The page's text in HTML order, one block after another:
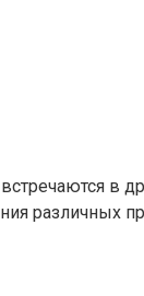
в
различных